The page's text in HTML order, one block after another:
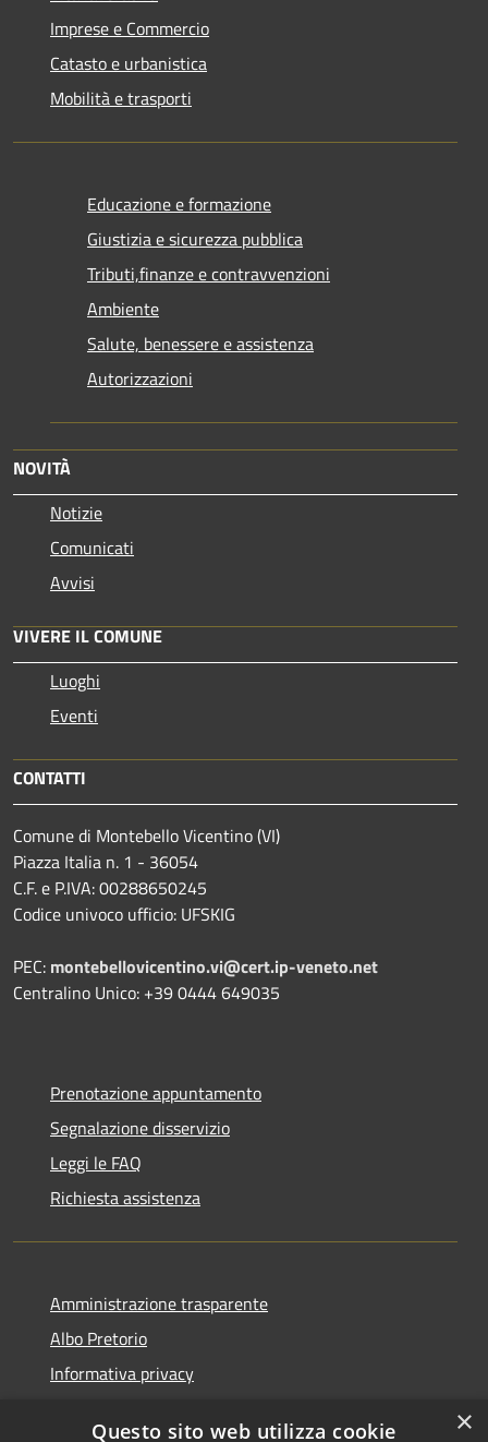
Imprese e Commercio
Catasto e urbanistica
Mobilità e trasporti
Educazione e formazione
Giustizia e sicurezza pubblica
Tributi,finanze e contravvenzioni
Ambiente
Salute, benessere e assistenza
Autorizzazioni
NOVITÀ
Notizie
Comunicati
Avvisi
VIVERE IL COMUNE
Luoghi
Eventi
CONTATTI
Comune di Montebello Vicentino (VI)
Piazza Italia n. 1 - 36054
C.F. e P.IVA: 00288650245
Codice univoco ufficio: UFSKIG
PEC: montebellovicentino.vi@cert.ip-veneto.net
Centralino Unico: +39 0444 649035
Prenotazione appuntamento
Segnalazione disservizio
Leggi le FAQ
Richiesta assistenza
Amministrazione trasparente
Albo Pretorio
Informativa privacy
×
Questo sito web utilizza cookie